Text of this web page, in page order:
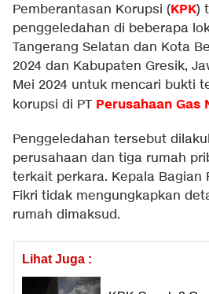
Pemberantasan Korupsi (KPK)
penggeledahan di beberapa
Tangerang Selatan dan Kota
2024 dan Kabupaten Gresik,
Mei 2024 untuk mencari bukti
korupsi di PT Perusahaan Gas
Penggeledahan tersebut
perusahaan dan tiga rumah
terkait perkara. Kepala Bagian
Fikri tidak mengungkapkan
rumah dimaksud.
Lihat Juga :